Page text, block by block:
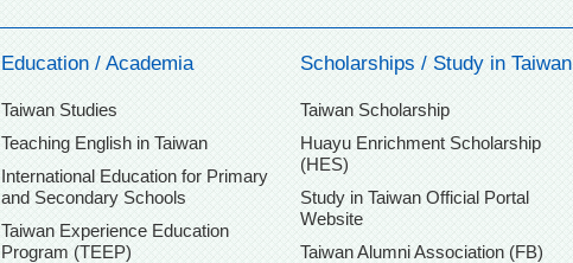
Education / Academia
Taiwan Studies
Teaching English in Taiwan
International Education for Primary
and Secondary Schools
Taiwan Experience Education
Program (TEEP)
Scholarships / Study in Taiwan
Taiwan Scholarship
Huayu Enrichment Scholarship
(HES)
Study in Taiwan Official Portal
Website
Taiwan Alumni Association (FB)